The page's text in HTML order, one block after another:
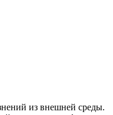
из внешней среды.